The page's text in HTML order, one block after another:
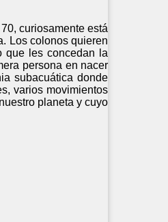
curiosamente está
Los colonos quieren
que les concedan la
persona en nacer
subacuática donde
varios movimientos
planeta y cuyo